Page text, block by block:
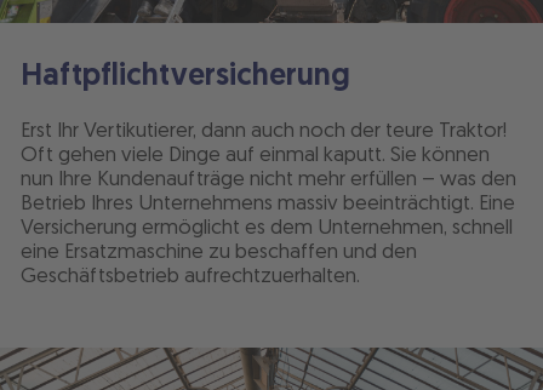
Haftpflichtversicherung
Erst Ihr Vertikutierer, dann auch noch der teure Traktor!
Oft gehen viele Dinge auf einmal kaputt. Sie können
nun Ihre Kundenaufträge nicht mehr erfüllen – was den
Betrieb Ihres Unternehmens massiv beeinträchtigt. Eine
Versicherung ermöglicht es dem Unternehmen, schnell
eine Ersatzmaschine zu beschaffen und den
Geschäftsbetrieb aufrechtzuerhalten.